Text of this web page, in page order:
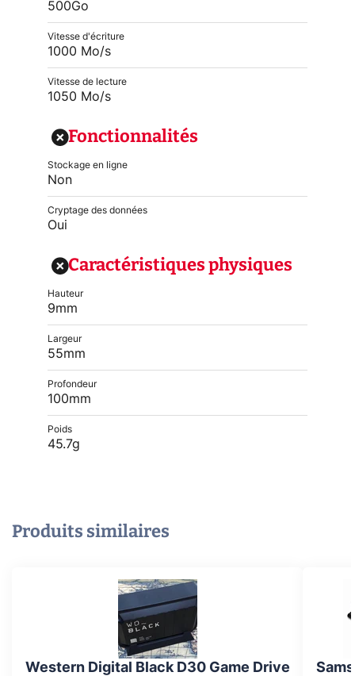
500Go
Vitesse d'écriture
1000 Mo/s
Vitesse de lecture
1050 Mo/s
Fonctionnalités
Stockage en ligne
Non
Cryptage des données
Oui
Caractéristiques physiques
Hauteur
9mm
Largeur
55mm
Profondeur
100mm
Poids
45.7g
Produits similaires
Western Digital Black D30 Game Drive